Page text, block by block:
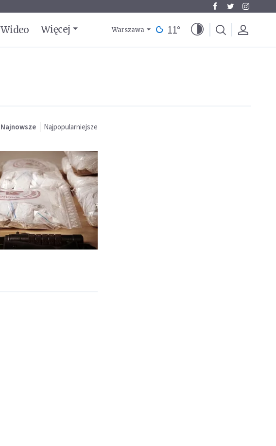
Wideo Więcej Warszawa 11°
Najnowsze Najpopularniejsze